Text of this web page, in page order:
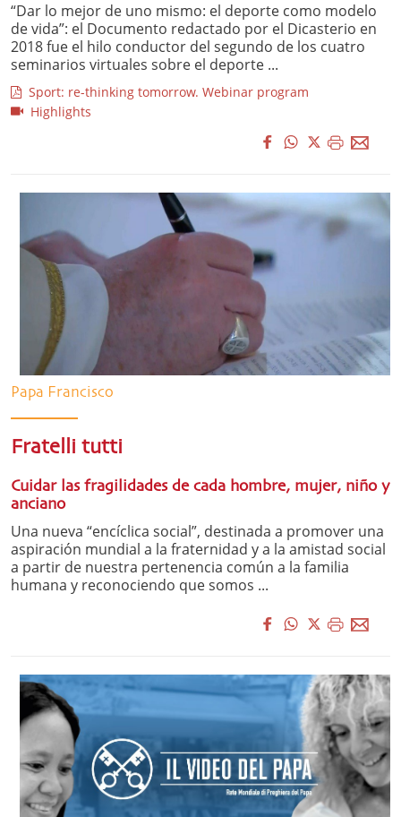
“Dar lo mejor de uno mismo: el deporte como modelo
de vida”: el Documento redactado por el Dicasterio en
2018 fue el hilo conductor del segundo de los cuatro
seminarios virtuales sobre el deporte ...
Sport: re-thinking tomorrow. Webinar program
Highlights
Papa Francisco
Fratelli tutti
Cuidar las fragilidades de cada hombre, mujer, niño y
anciano
Una nueva “encíclica social”, destinada a promover una
aspiración mundial a la fraternidad y a la amistad social
a partir de nuestra pertenencia común a la familia
humana y reconociendo que somos ...